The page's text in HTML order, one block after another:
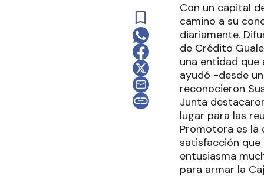
Con un capital
camino a su
diariamente.
de Crédito
una entidad que
ayudó -desde
reconocieron
Junta
lugar para las
Promotora es la
satisfacción que
entusiasma
para armar la